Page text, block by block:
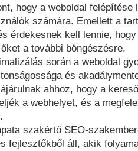
hogy a weboldal
számára. Emellett a
érdekesnek kell lennie,
a további böngészésre.
során a weboldal
és
ahhoz, hogy a
a webhelyet, és a
szakértő SEO-
fejlesztőkből áll, akik